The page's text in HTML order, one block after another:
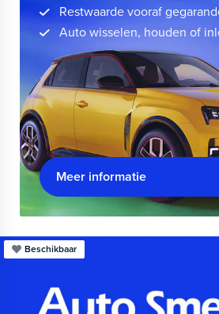
Restwaarde vooraf
Auto wisselen, houden of
Meer informatie
Beschikbaar